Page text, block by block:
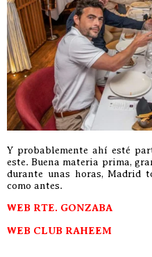
Y probablemente ahí esté
este. Buena materia prima,
durante unas horas, Madrid
como antes.
WEB RTE. GONZABA
WEB CLUB RAHEEM